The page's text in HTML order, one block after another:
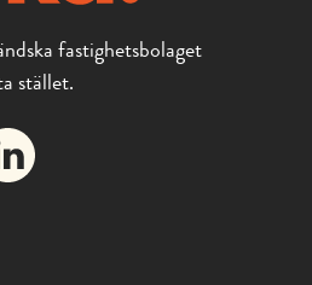
fastighetsbolaget
stället.